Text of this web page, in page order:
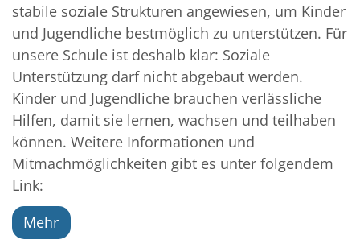
stabile soziale Strukturen angewiesen, um Kinder
und Jugendliche bestmöglich zu unterstützen. Für
unsere Schule ist deshalb klar: Soziale
Unterstützung darf nicht abgebaut werden.
Kinder und Jugendliche brauchen verlässliche
Hilfen, damit sie lernen, wachsen und teilhaben
können. Weitere Informationen und
Mitmachmöglichkeiten gibt es unter folgendem
Link:
Mehr